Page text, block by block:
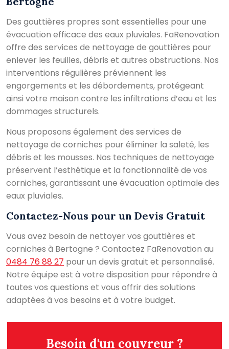
Des gouttières propres sont essentielles pour une
évacuation efficace des eaux pluviales. FaRenovation
offre des services de nettoyage de gouttières pour
enlever les feuilles, débris et autres obstructions. Nos
interventions régulières préviennent les
engorgements et les débordements, protégeant
ainsi votre maison contre les infiltrations d’eau et les
dommages structurels.
Nous proposons également des services de
nettoyage de corniches pour éliminer la saleté, les
débris et les mousses. Nos techniques de nettoyage
préservent l’esthétique et la fonctionnalité de vos
corniches, garantissant une évacuation optimale des
eaux pluviales.
Contactez-Nous pour un Devis Gratuit
Vous avez besoin de nettoyer vos gouttières et
corniches à Bertogne ? Contactez FaRenovation au
0484 76 88 27 pour un devis gratuit et personnalisé.
Notre équipe est à votre disposition pour répondre à
toutes vos questions et vous offrir des solutions
adaptées à vos besoins et à votre budget.
Besoin d'un couvreur ?